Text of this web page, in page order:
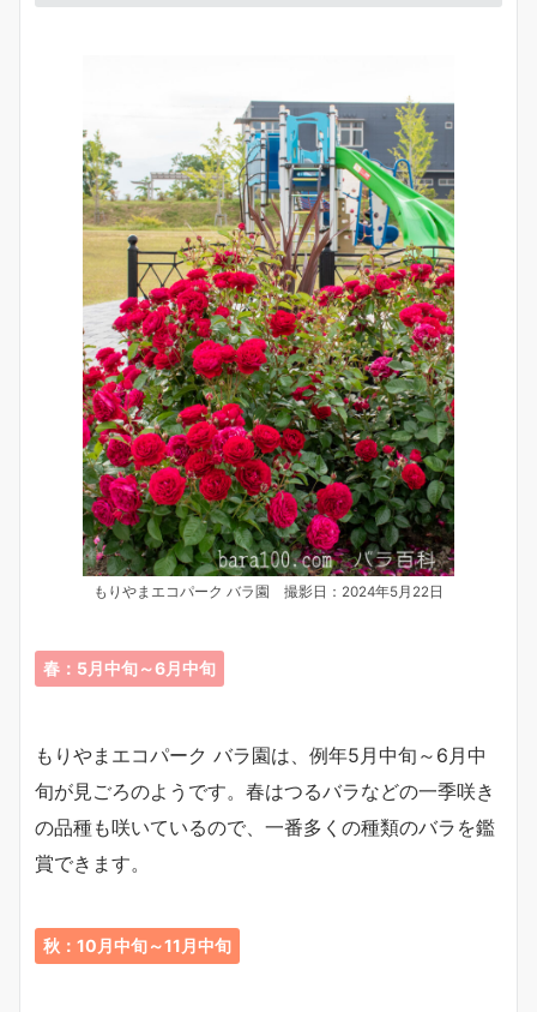
もりやまエコパーク バラ園 撮影日：2024年5月22日
春：5月中旬～6月中旬
もりやまエコパーク バラ園は、例年5月中旬～6月中
旬が見ごろのようです。春はつるバラなどの一季咲き
の品種も咲いているので、一番多くの種類のバラを鑑
賞できます。
秋：10月中旬～11月中旬